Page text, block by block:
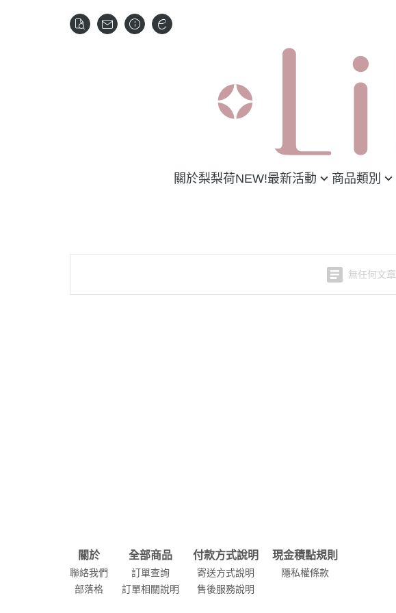
關於梨梨荷NEW!最新活動
盛夏光芒派對
商品類別
青春露 / 化妝水
無任何文章
關於
聯絡我們
部落格
全部商品
訂單查詢
訂單相關說明
付款方式說明
寄送方式說明
售後服務說明
現金積點規則
隱私權條款